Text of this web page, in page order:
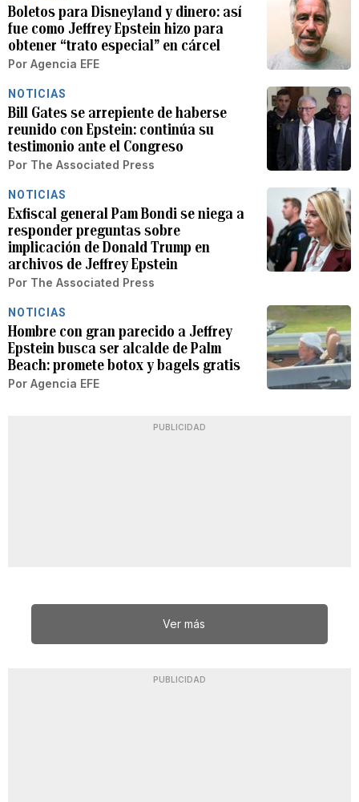
Boletos para Disneyland y dinero: así
fue como Jeffrey Epstein hizo para
obtener “trato especial” en cárcel
Por Agencia EFE
NOTICIAS
Bill Gates se arrepiente de haberse
reunido con Epstein: continúa su
testimonio ante el Congreso
Por The Associated Press
NOTICIAS
Exfiscal general Pam Bondi se niega a
responder preguntas sobre
implicación de Donald Trump en
archivos de Jeffrey Epstein
Por The Associated Press
NOTICIAS
Hombre con gran parecido a Jeffrey
Epstein busca ser alcalde de Palm
Beach: promete botox y bagels gratis
Por Agencia EFE
PUBLICIDAD
Ver más
PUBLICIDAD